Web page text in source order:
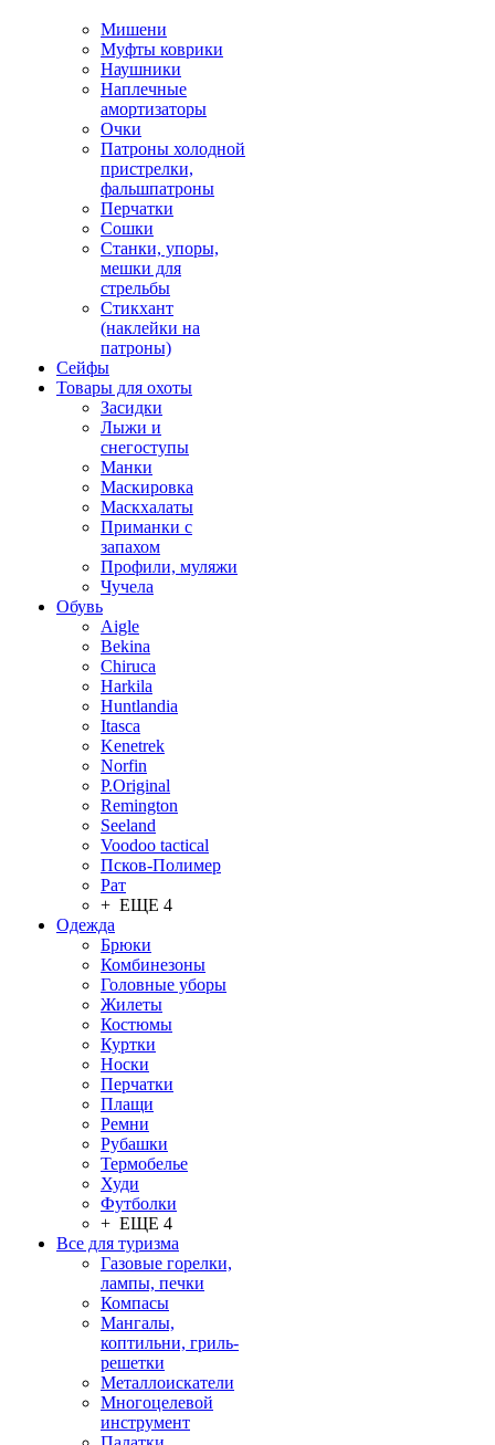
Мишени
Муфты коврики
Наушники
Наплечные
амортизаторы
Очки
Патроны холодной
пристрелки,
фальшпатроны
Перчатки
Сошки
Станки, упоры,
мешки для
стрельбы
Стикхант
(наклейки на
патроны)
Сейфы
Товары для охоты
Засидки
Лыжи и
снегоступы
Манки
Маскировка
Маскхалаты
Приманки с
запахом
Профили, муляжи
Чучела
Обувь
Aigle
Bekina
Chiruсa
Harkila
Huntlandia
Itasca
Kenetrek
Norfin
P.Original
Remington
Seeland
Voodoo tactical
Псков-Полимер
Рат
+ ЕЩЕ 4
Одежда
Брюки
Комбинезоны
Головные уборы
Жилеты
Костюмы
Куртки
Носки
Перчатки
Плащи
Ремни
Рубашки
Термобелье
Худи
Футболки
+ ЕЩЕ 4
Все для туризма
Газовые горелки,
лампы, печки
Компасы
Мангалы,
коптильни, гриль-
решетки
Металлоискатели
Многоцелевой
инструмент